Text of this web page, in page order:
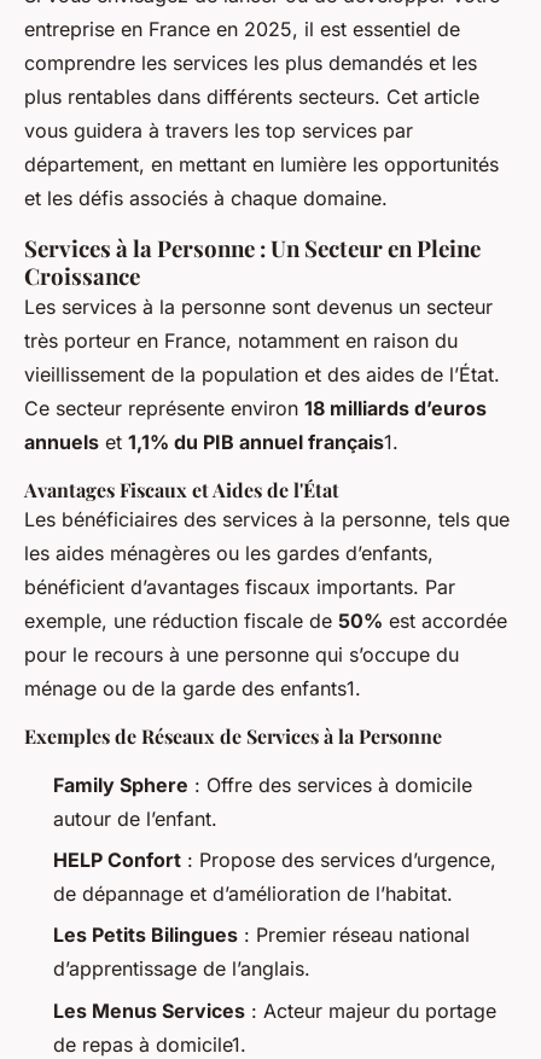
entreprise en France en 2025, il est essentiel de
comprendre les services les plus demandés et les
plus rentables dans différents secteurs. Cet article
vous guidera à travers les top services par
département, en mettant en lumière les opportunités
et les défis associés à chaque domaine.
Services à la Personne : Un Secteur en Pleine
Croissance
Les services à la personne sont devenus un secteur
très porteur en France, notamment en raison du
vieillissement de la population et des aides de l’État.
Ce secteur représente environ 18 milliards d’euros
annuels et 1,1% du PIB annuel français1.
Avantages Fiscaux et Aides de l'État
Les bénéficiaires des services à la personne, tels que
les aides ménagères ou les gardes d’enfants,
bénéficient d’avantages fiscaux importants. Par
exemple, une réduction fiscale de 50% est accordée
pour le recours à une personne qui s’occupe du
ménage ou de la garde des enfants1.
Exemples de Réseaux de Services à la Personne
Family Sphere : Offre des services à domicile
autour de l’enfant.
HELP Confort : Propose des services d’urgence,
de dépannage et d’amélioration de l’habitat.
Les Petits Bilingues : Premier réseau national
d’apprentissage de l’anglais.
Les Menus Services : Acteur majeur du portage
de repas à domicile1.